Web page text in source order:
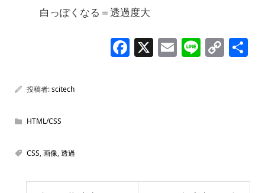
白っぽくなる＝透過度大
F
k
X E Li C
投稿者:scitech
HTML/CSS
CSS,画像,透過